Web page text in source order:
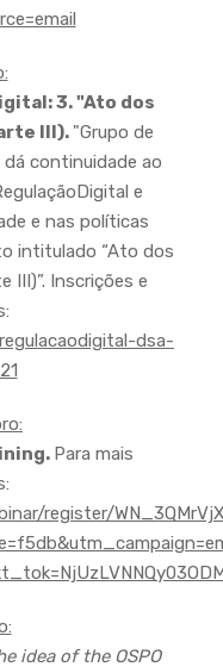
3. "Ato dos
III). "Grupo de
dá continuidade ao
e
e nas políticas
intitulado “Ato dos
III)”. Inscrições e
dsa-
Para mais
register/
idea of the OSPO